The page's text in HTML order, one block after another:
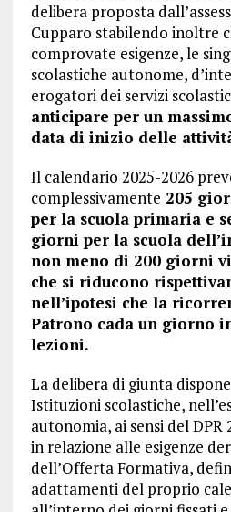
delibera proposta
Cupparo stabilendo inoltre
comprovate esigenze, le
scolastiche autonome,
erogatori dei servizi
anticipare per un
data di inizio delle
Il calendario 2025-2026
complessivamente 205
per la scuola primaria e
giorni per la scuola
non meno di 200 giorni
che si riducono
nell’ipotesi che la
Patrono cada un giorno
lezioni.
La delibera di giunta
Istituzioni scolastiche,
autonomia, ai sensi del DPR
in relazione alle esigenze
dell’Offerta Formativa,
adattamenti del proprio